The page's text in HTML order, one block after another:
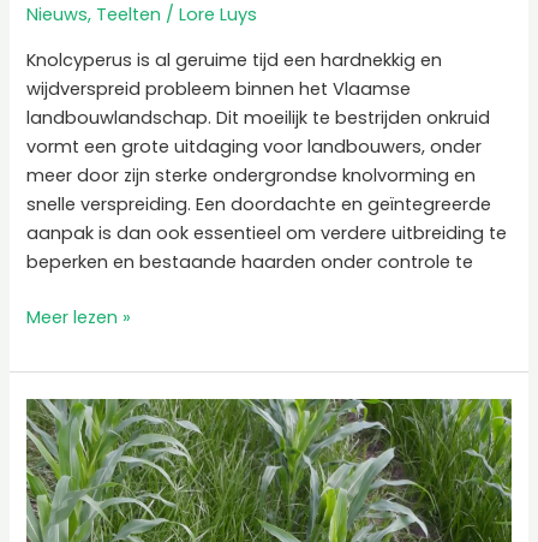
Nieuws, Teelten /Lore Luys
Knolcyperus is al geruime tijd een hardnekkig en
wijdverspreid probleem binnen het Vlaamse
landbouwlandschap. Dit moeilijk te bestrijden onkruid
vormt een grote uitdaging voor landbouwers, onder
meer door zijn sterke ondergrondse knolvorming en
snelle verspreiding. Een doordachte en geïntegreerde
aanpak is dan ook essentieel om verdere uitbreiding te
beperken en bestaande haarden onder controle te
Meer lezen »
Automatische
onkruidherkenning
van
knolcyperus:
werkelijkheid